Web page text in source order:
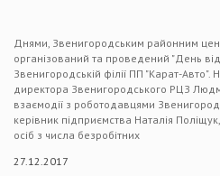
Днями, Звенигородським районним
організований та проведений "День
Звенигородській філії ПП "Карат-Авто".
директора Звенигородського РЦЗ
взаємодії з роботодавцями
керівник підприємства Наталія
осіб з числа безробітних
27.12.2017